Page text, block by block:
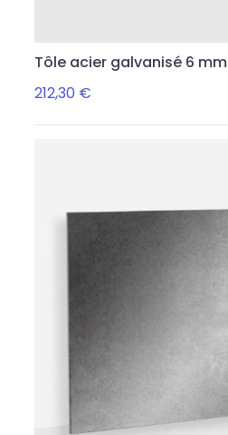
Tôle acier galvanisé 6 mm
212,30 €